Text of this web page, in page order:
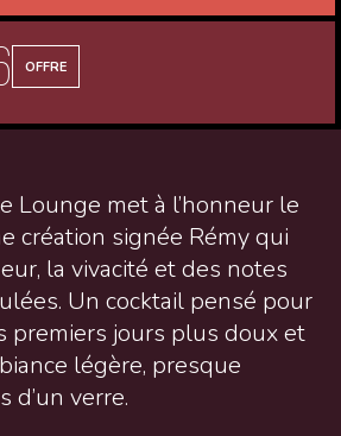
OFFRE
Lounge met à l’honneur le
création signée Rémy qui
la vivacité et des notes
Un cocktail pensé pour
premiers jours plus doux et
légère, presque
d’un verre.